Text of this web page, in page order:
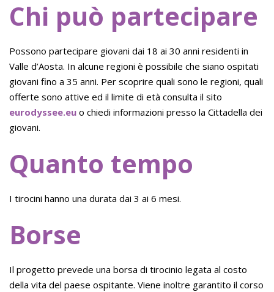
Chi può partecipare
Possono partecipare giovani dai 18 ai 30 anni residenti in
Valle d’Aosta. In alcune regioni è possibile che siano ospitati
giovani fino a 35 anni. Per scoprire quali sono le regioni, quali
offerte sono attive ed il limite di età consulta il sito
eurodyssee.eu o chiedi informazioni presso la Cittadella dei
giovani.
Quanto tempo
I tirocini hanno una durata dai 3 ai 6 mesi.
Borse
Il progetto prevede una borsa di tirocinio legata al costo
della vita del paese ospitante. Viene inoltre garantito il corso